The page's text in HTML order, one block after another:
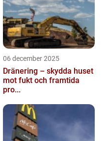
06 december 2025
Dränering – skydda huset
mot fukt och framtida
pro...